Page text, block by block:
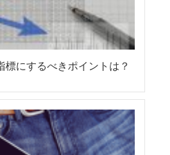
にするべきポイントは？